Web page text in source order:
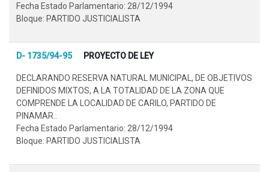
Fecha Estado Parlamentario: 28/12/1994
Bloque: PARTIDO JUSTICIALISTA
D- 1735/94-95 PROYECTO DE LEY
DECLARANDO RESERVA NATURAL MUNICIPAL, DE OBJETIVOS
DEFINIDOS MIXTOS, A LA TOTALIDAD DE LA ZONA QUE
COMPRENDE LA LOCALIDAD DE CARILO, PARTIDO DE
PINAMAR..
Fecha Estado Parlamentario: 28/12/1994
Bloque: PARTIDO JUSTICIALISTA